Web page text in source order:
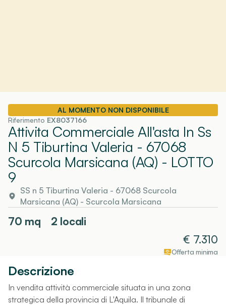
AL MOMENTO NON DISPONIBILE
Riferimento EX8037166
Attivita Commerciale All'asta In Ss
N 5 Tiburtina Valeria - 67068
Scurcola Marsicana (AQ) - LOTTO
9
SS n 5 Tiburtina Valeria - 67068 Scurcola
Marsicana (AQ)- Scurcola Marsicana
70 mq
2 locali
€ 7.310
Offerta minima
Descrizione
In vendita attività commerciale situata in una zona
strategica della provincia di L'Aquila. Il tribunale di